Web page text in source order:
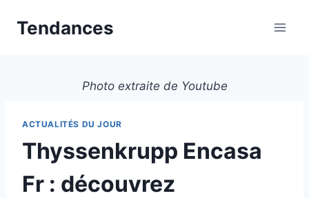
Tendances
Photo extraite de Youtube
ACTUALITÉS DU JOUR
Thyssenkrupp Encasa
Fr : découvrez